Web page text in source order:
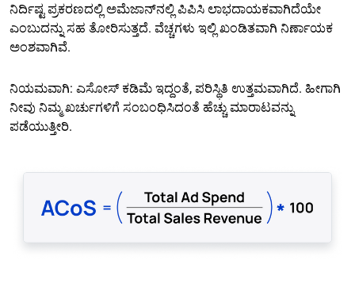
ನಿರ್ದಿಷ್ಟ ಪ್ರಕರಣದಲ್ಲಿ ಅಮೆಜಾನ್‌ನಲ್ಲಿ ಪಿಪಿಸಿ ಲಾಭದಾಯಕವಾಗಿದೆಯೇ
ಎಂಬುದನ್ನು ಸಹ ತೋರಿಸುತ್ತದೆ. ವೆಚ್ಚಗಳು ಇಲ್ಲಿ ಖಂಡಿತವಾಗಿ ನಿರ್ಣಾಯಕ
ಅಂಶವಾಗಿವೆ.
ನಿಯಮವಾಗಿ: ಎಸೋಸ್ ಕಡಿಮೆ ಇದ್ದಂತೆ, ಪರಿಸ್ಥಿತಿ ಉತ್ತಮವಾಗಿದೆ. ಹೀಗಾಗಿ
ನೀವು ನಿಮ್ಮ ಖರ್ಚುಗಳಿಗೆ ಸಂಬಂಧಿಸಿದಂತೆ ಹೆಚ್ಚು ಮಾರಾಟವನ್ನು
ಪಡೆಯುತ್ತೀರಿ.